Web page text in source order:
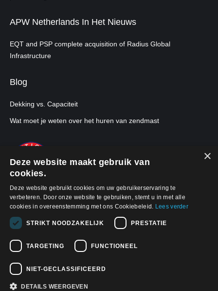
APW Netherlands In Het Nieuws
EQT and PSP complete acquisition of Radius Global
Infrastructure
Blog
Dekking vs. Capaciteit
Wat moet je weten over het huren van zendmast
© 2026, APW Netherlands
Privacybeleid
×
Deze website maakt gebruik van
cookies.
Deze website gebruikt cookies om uw gebruikerservaring te
verbeteren. Door onze website te gebruiken, stemt u in met alle
cookies in overeenstemming met ons Cookiebeleid. Lees verder
STRIKT NOODZAKELIJK PRESTATIE
TARGETING FUNCTIONEEL
NIET-GECLASSIFICEERD
DETAILS WEERGEVEN